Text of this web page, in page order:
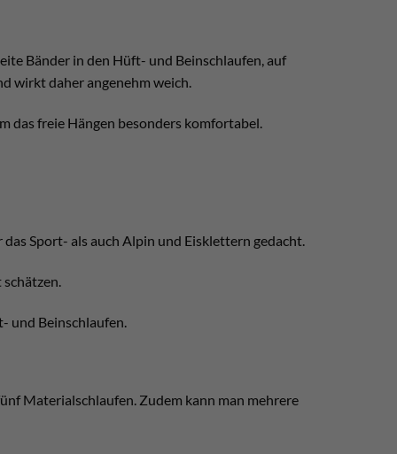
Bänder in den Hüft- und Beinschlaufen, auf
wirkt daher angenehm weich.
das freie Hängen besonders komfortabel.
Sport- als auch Alpin und Eisklettern gedacht.
und Beinschlaufen.
Materialschlaufen. Zudem kann man mehrere